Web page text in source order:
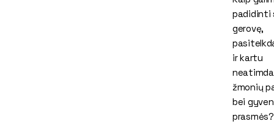
padidinti
gerovę,
ir kartu
žmonių
bei